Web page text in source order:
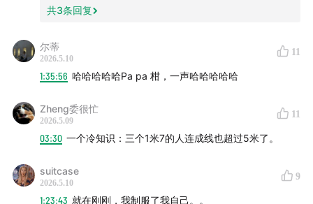
共3条回复
尔蒂
2026.5.10
11
1:35:56 哈哈哈哈哈Pa pa 柑，一声哈哈哈哈哈
Zheng委很忙
2026.5.09
11
03:30 一个冷知识：三个1米7的人连成线也超过5米了。
suitcase
2026.5.10
9
1:23:43 就在刚刚，我制服了我自己。。